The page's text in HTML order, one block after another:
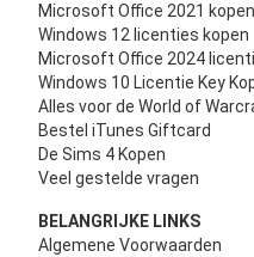
Microsoft Office 2021 kopen
Windows 12 licenties kopen
Microsoft Office 2024
Windows 10 Licentie Key
Alles voor de World of
Bestel iTunes Giftcard
De Sims 4 Kopen
Veel gestelde vragen
BELANGRIJKE LINKS
Algemene Voorwaarden